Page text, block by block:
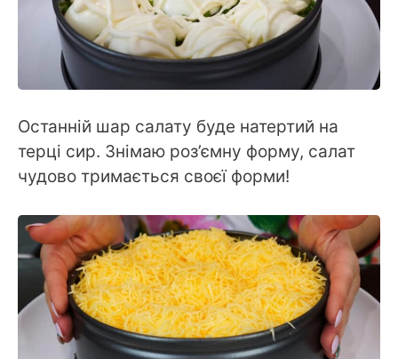
Останній шар салату буде натертий на
терці сир. Знімаю роз’ємну форму, салат
чудово тримається своєї форми!